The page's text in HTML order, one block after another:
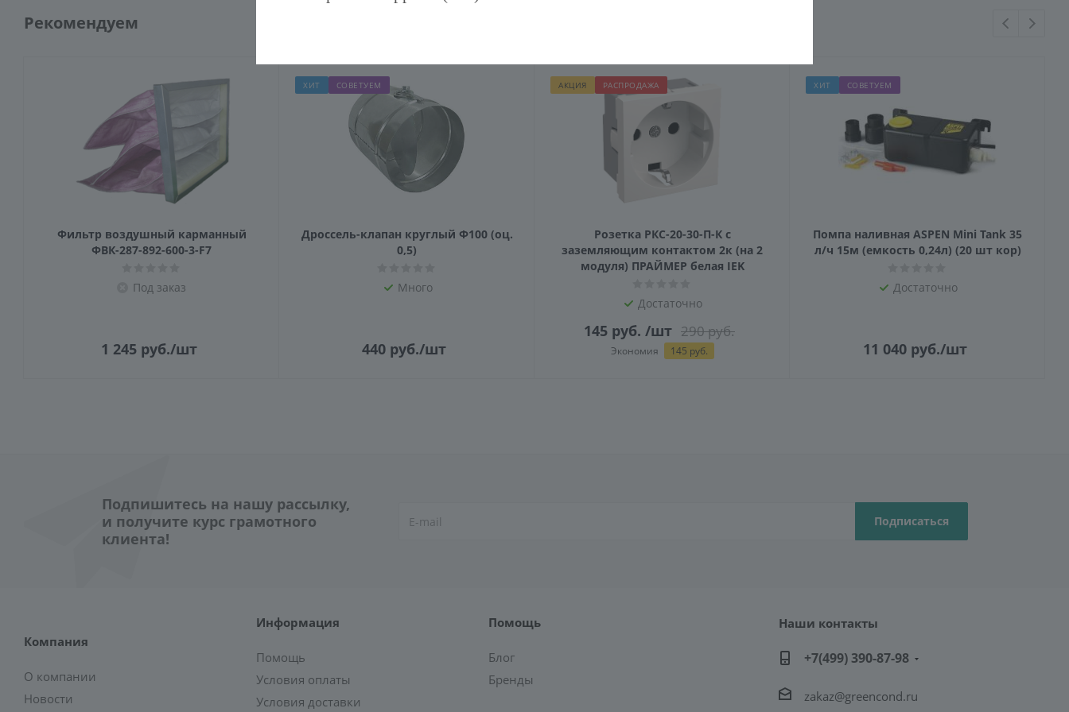
Рекомендуем
Фильтр воздушный карманный
ФВК-287-892-600-3-F7
Под заказ
1 245руб./шт
ХИТ СОВЕТУЕМ
Дроссель-клапан круглый Ф100 (оц.
0,5)
Много
440 руб./шт
АКЦИЯ РАСПРОДАЖА
Розетка РКС-20-30-П-К с
заземляющим контактом 2к (на 2
модуля) ПРАЙМЕР белая IEK
Достаточно
145 руб. /шт 290руб.
Экономия 145 руб.
ХИТ СОВЕТУЕМ
Помпа наливная ASPEN Mini Tank 35
л/ч 15м (емкость 0,24л) (20 шт кор)
Достаточно
11 040руб./шт
Подпишитесь на нашу рассылку,
и получите курс грамотного
клиента!
Компания
О компании
Новости
Информация
Помощь
Условия оплаты
Условия доставки
Помощь
Блог
Бренды
Наши контакты
+7(499) 390-87-98
zakaz@greencond.ru